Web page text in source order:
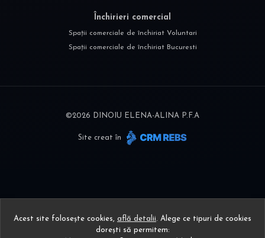
Închirieri comercial
Spații comerciale de închiriat Voluntari
Spații comerciale de închiriat Bucuresti
©2026 DINOIU ELENA-ALINA P.F.A
Site creat în
Acest site folosește cookies, află detalii. Alege ce tipuri de cookies
dorești să permitem: